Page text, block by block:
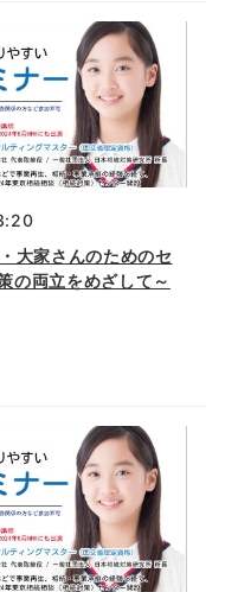
大家さんのためのセ
の両立をめざして～